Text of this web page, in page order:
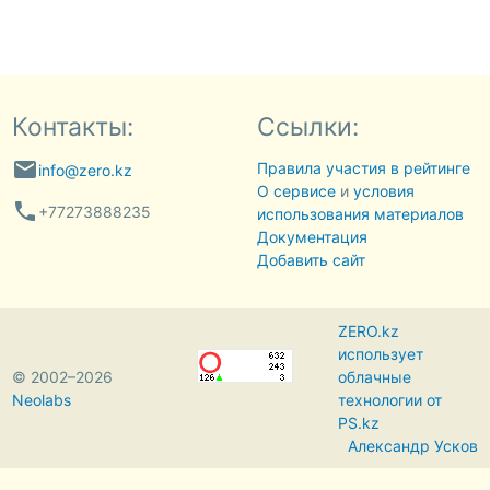
Контакты:
emailinfo@zero.kz
phone +77273888235
Ссылки:
Правила участия в рейтинге
О сервисеи условия
использования материалов
Документация
Добавить сайт
© 2002–2026
Neolabs
ZERO.kz
использует
облачные
технологии от
PS.kz
Александр Усков